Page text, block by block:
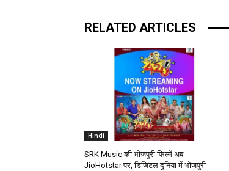
RELATED ARTICLES
Hindi
SRK Music की भोजपुरी फिल्में अब
JioHotstar पर, डिजिटल दुनिया में भोजपुरी